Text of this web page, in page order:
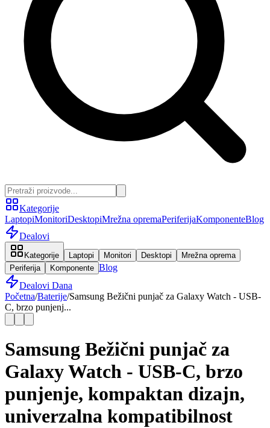
Kategorije
LaptopiMonitoriDesktopiMrežna opremaPeriferijaKomponenteBlog
Dealovi
Kategorije Laptopi Monitori Desktopi
Mrežna oprema
Periferija
Komponente Blog
Dealovi Dana
Početna/Baterije/Samsung Bežični punjač za Galaxy Watch - USB-
C, brzo punjenj...
Samsung Bežični punjač za
Galaxy Watch - USB-C, brzo
punjenje, kompaktan dizajn,
univerzalna kompatibilnost